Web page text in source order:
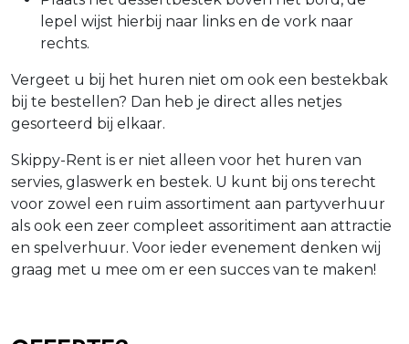
lepel wijst hierbij naar links en de vork naar
rechts.
Vergeet u bij het huren niet om ook een bestekbak
bij te bestellen? Dan heb je direct alles netjes
gesorteerd bij elkaar.
Skippy-Rent is er niet alleen voor het huren van
servies, glaswerk en bestek. U kunt bij ons terecht
voor zowel een ruim assortiment aan partyverhuur
als ook een zeer compleet assoritiment aan attractie
en spelverhuur. Voor ieder evenement denken wij
graag met u mee om er een succes van te maken!